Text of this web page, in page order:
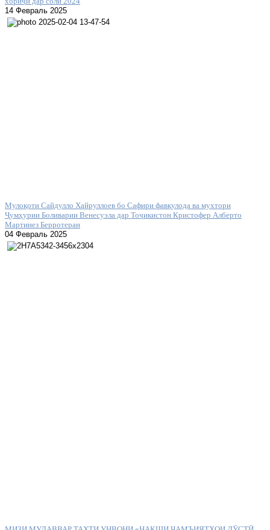
14 Февраль 2025
Мулоқоти Сайдулло Хайруллоев бо Сафири фавқулода ва мухтори
Ҷумҳурии Боливарии Венесуэла дар Тоҷикистон Кристофер Алберто
Мартинез Берротеран
04 Февраль 2025